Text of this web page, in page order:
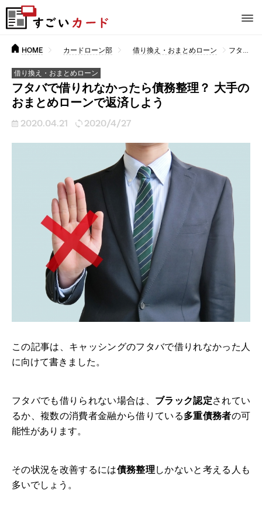
HOME カードローン部 借り換え・おまとめローン フタバで借りれなかったら債務整理？ 大手のおまとめローンで返済しよう
借り換え・おまとめローン
フタバで借りれなかったら債務整理？ 大手の
おまとめローンで返済しよう
2020.04.21 2020/4/27
この記事は、キャッシングのフタバで借りれなかった人
に向けて書きました。
フタバでも借りられない場合は、 ブラック認定されてい
るか、複数の消費者金融から借りている多重債務者の可
能性があります。
その状況を改善するには債務整理 しかないと考える人も
多いでしょう。